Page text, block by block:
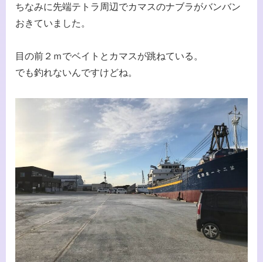
ちなみに先端テトラ周辺でカマスのナブラがバンバン
おきていました。
目の前２ｍでベイトとカマスが跳ねている。
でも釣れないんですけどね。